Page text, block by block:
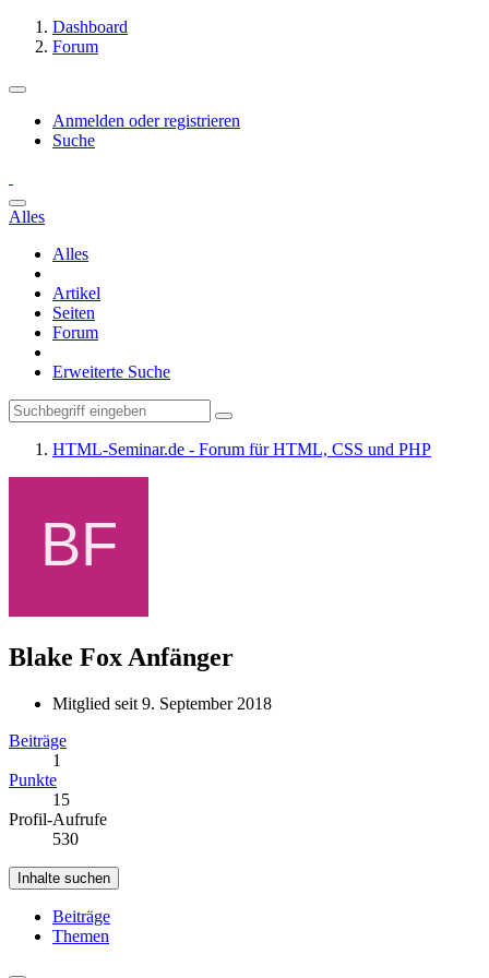
Dashboard
Forum
Anmelden oder registrieren
Suche
Alles
Alles
Artikel
Seiten
Forum
Erweiterte Suche
HTML-Seminar.de - Forum für HTML, CSS und PHP
Blake Fox Anfänger
Mitglied seit 9. September 2018
Beiträge
1
Punkte
15
Profil-Aufrufe
530
Inhalte suchen
Beiträge
Themen